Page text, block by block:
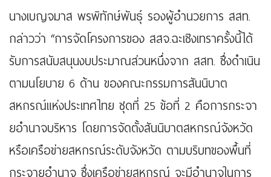
นางเบญจมาส พรพิทักษ์พันธุ์ รองผู้อำนวยการ สสท.
กล่าวว่า “การจัดโครงการของ สสจ.ฉะเชิงเทราครั้งนี้ได้
รับการสนับสนุนงบประมาณส่วนหนึ่งจาก สสท. ซึ่งดำเนิน
ตามนโยบาย 6 ด้าน ของคณะกรรมการสันนิบาต
สหกรณ์แห่งประเทศไทย ชุดที่ 25 ข้อที่ 2 คือการกระจา
ยอำนาจบริหาร โดยการจัดตั้งสันนิบาตสหกรณ์จังหวัด
หรือเครือข่ายสหกรณ์ระดับจังหวัด ตามบริบทของพื้นที่
กระจายอำนาจ ซึ่งเครือข่ายสหกรณ์ จะมีอำนาจในการ